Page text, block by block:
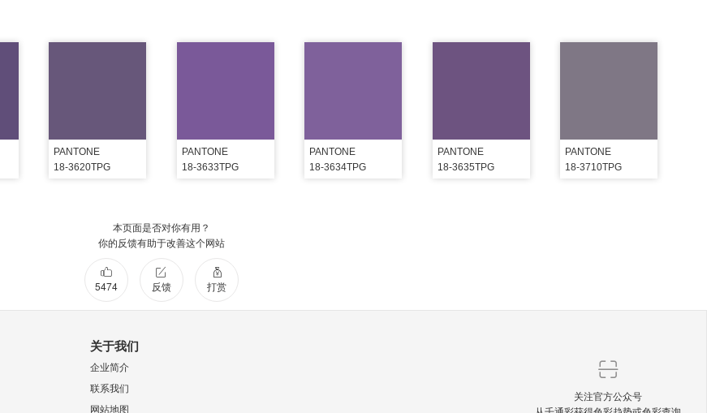
PANTONE
18-3620TPG
PANTONE
18-3633TPG
PANTONE
18-3634TPG
PANTONE
18-3635TPG
PANTONE
18-3710TPG
本页面是否对你有用？
你的反馈有助于改善这个网站
5474 反馈 打赏
关于我们
企业简介
联系我们
网站地图
关注官方公众号